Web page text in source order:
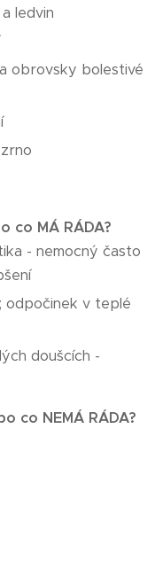
ledvin
obrovsky bolestivé
co MÁ RÁDA?
- nemocný často
odpočinek v teplé
doušcích -
co NEMÁ RÁDA?